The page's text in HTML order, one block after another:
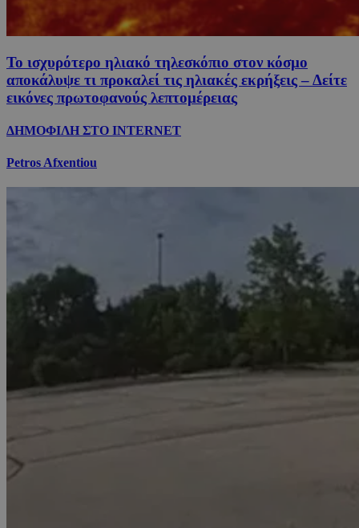
Το ισχυρότερο ηλιακό τηλεσκόπιο στον κόσμο
αποκάλυψε τι προκαλεί τις ηλιακές εκρήξεις – Δείτε
εικόνες πρωτοφανούς λεπτομέρειας
ΔΗΜΟΦΙΛΗ ΣΤΟ INTERNET
Petros Afxentiou